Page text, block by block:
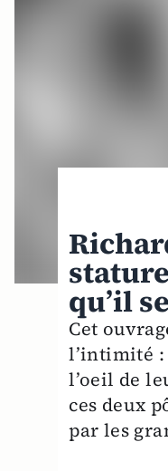
qu’il
Cet
l’intimité :
l’oeil de
ces deux
par les